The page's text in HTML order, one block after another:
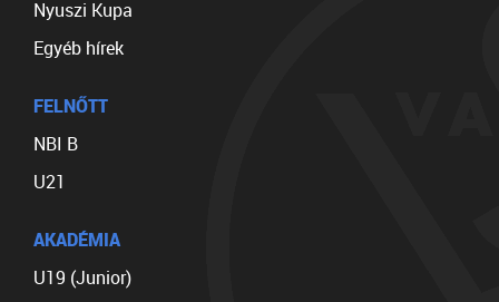
Nyuszi Kupa
Egyéb hírek
FELNŐTT
NBI B
U21
AKADÉMIA
U19 (Junior)